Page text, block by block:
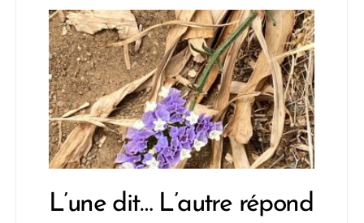
L’une dit… L’autre répond